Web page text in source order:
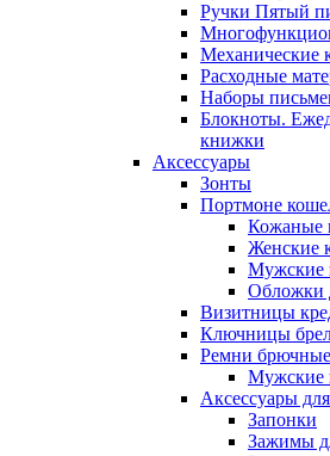
Ручки Пятый
Механические
Расходные
Наборы
Блокноты.
книжки
Аксессуары
Зонты
Портмоне
Кожаные
Женские
Мужские
Обложки
Визитницы
Ключницы
Ремни брючные
Мужские
Аксессуары
Запонки
Зажимы